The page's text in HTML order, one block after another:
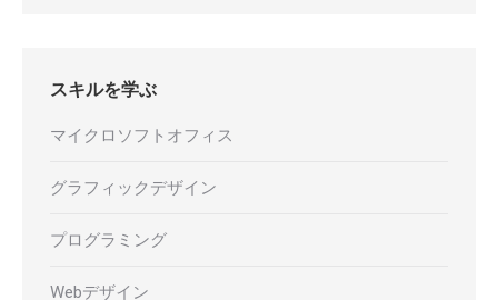
スキルを学ぶ
マイクロソフトオフィス
グラフィックデザイン
プログラミング
Webデザイン